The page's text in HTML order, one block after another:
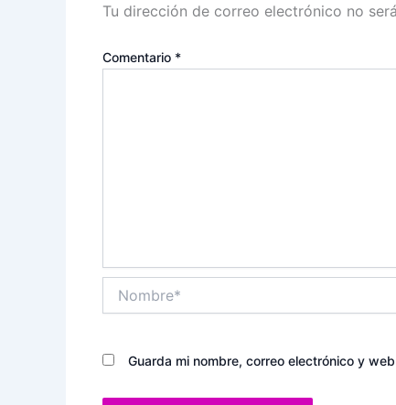
Tu dirección de correo electrónico no
Comentario *
Guarda mi nombre, correo electrónico y